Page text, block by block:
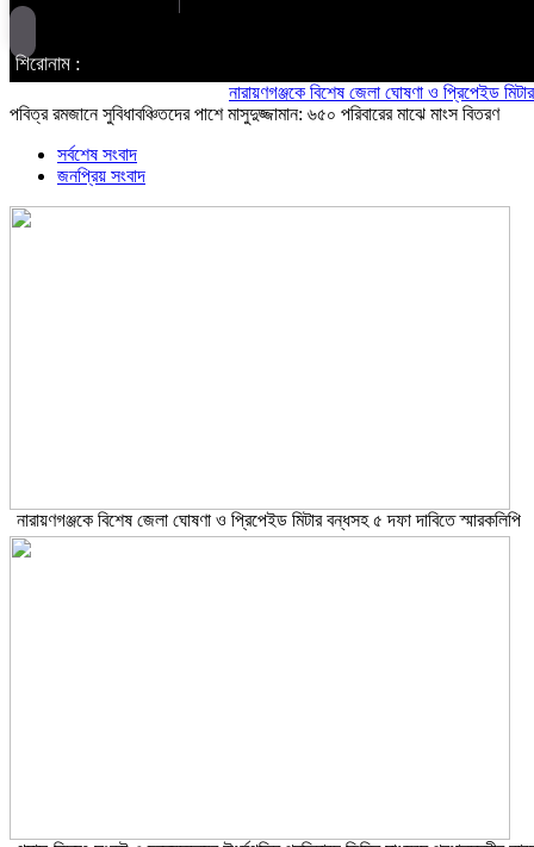
শিরোনাম :
নারায়ণগঞ্জকে বিশেষ জেলা ঘোষণা ও প্রিপেইড মিটার
পবিত্র রমজানে সুবিধাবঞ্চিতদের পাশে মাসুদুজ্জামান: ৬৫০ পরিবারের মাঝে মাংস বিতরণ
সর্বশেষ সংবাদ
জনপ্রিয় সংবাদ
নারায়ণগঞ্জকে বিশেষ জেলা ঘোষণা ও প্রিপেইড মিটার বন্ধসহ ৫ দফা দাবিতে স্মারকলিপি